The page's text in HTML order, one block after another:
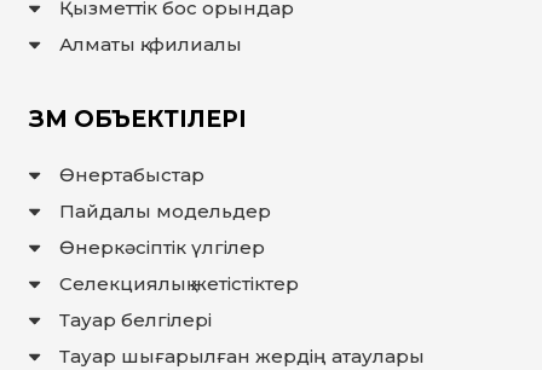
Қызметтік бос орындар
Алматы қ. филиалы
ЗМ ОБЪЕКТІЛЕРІ
Өнертабыстар
Пайдалы модельдер
Өнеркәсіптік үлгілер
Селекциялық жетістіктер
Тауар белгілері
Тауар шығарылған жердiң атаулары